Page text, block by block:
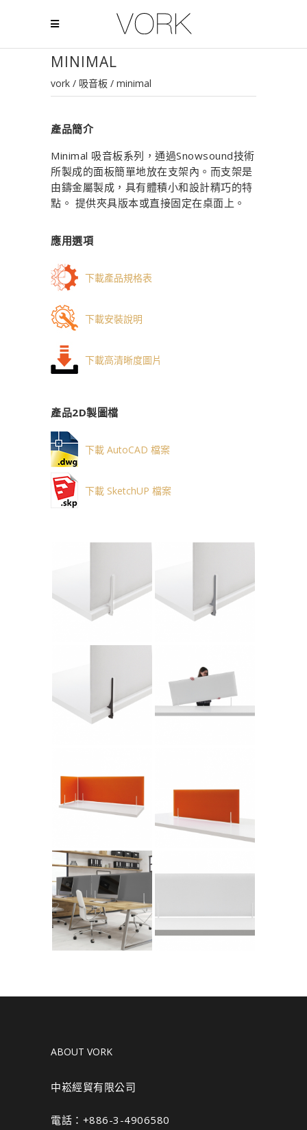
MINIMAL
vork / 吸音板 / minimal
產品簡介
Minimal 吸音板系列，通過Snowsound技術
所製成的面板簡單地放在支架內。而支架是
由鑄金屬製成，具有體積小和設計精巧的特
點。 提供夾具版本或直接固定在桌面上。
應用選項
下載產品規格表
下載安裝說明
下載高清晰度圖片
產品2D製圖檔
下載 AutoCAD 檔案
下載 SketchUP 檔案
ABOUT VORK
中崧經貿有限公司
電話：+886-3-4906580